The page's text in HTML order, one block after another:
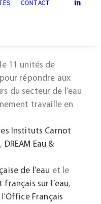
CONTACT
pour
11 unités de
répondre aux
du secteur de l’eau
travaille en
Instituts Carnot
, DREAM Eau &
de l’eau et le
français sur l’eau,
Office Français